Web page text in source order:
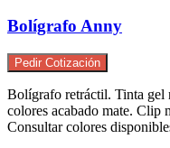
Bolígrafo Anny
Pedir Cotización
Bolígrafo retráctil. Tinta gel
colores acabado mate. Clip
Consultar colores